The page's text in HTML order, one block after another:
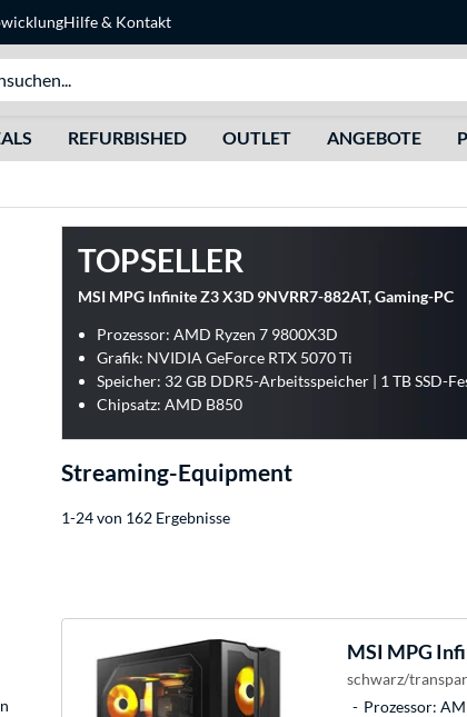
Hilfe& Kontakt
REFURBISHED OUTLET ANGEBOTE
TOPSELLER
MSI MPG Infinite Z3 X3D 9NVRR7-882AT, Gaming-PC
Prozessor: AMD Ryzen 7 9800X3D
Grafik: NVIDIA GeForce RTX 5070 Ti
Speicher: 32 GB DDR5-Arbeitsspeicher | 1 TB SSD-
Chipsatz: AMD B850
Streaming-Equipment
1-24 von 162 Ergebnisse
MSI MPG
schwarz/
Prozessor: